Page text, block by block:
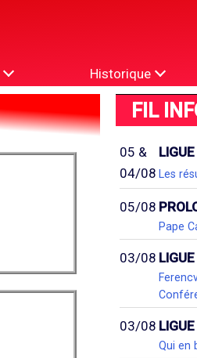
Historique
FIL
05 &
04/08 Les
05/08
Pape
03/08
03/08
Qui en